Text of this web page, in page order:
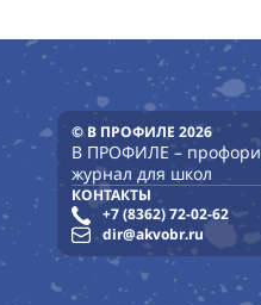
© В ПРОФИЛЕ 2026
В ПРОФИЛЕ –
журнал для школ
КОНТАКТЫ
+7 (8362) 72-02-62
dir@akvobr.ru